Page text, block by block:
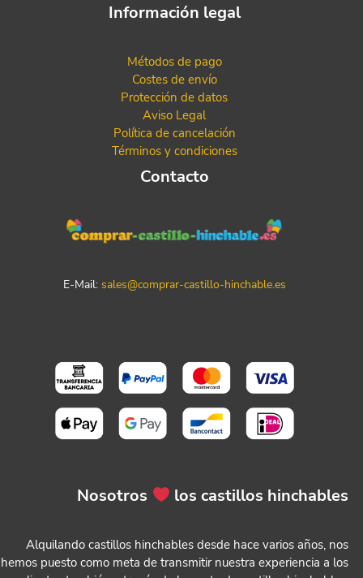
Información legal
Métodos de pago
Costes de envío
Protección de datos
Aviso Legal
Política de cancelación
Términos y condiciones
Contacto
E-Mail: sales@comprar-castillo-hinchable.es
Nosotros los castillos hinchables
Alquilando castillos hinchables desde hace varios años, nos
hemos puesto como meta de transmitir nuestra experiencia a los